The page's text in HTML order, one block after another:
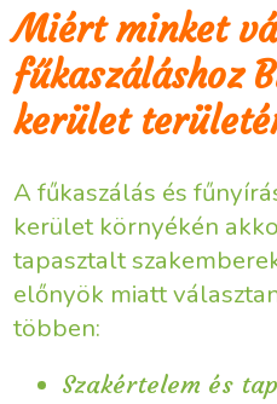
Miért minket
fűkaszáláshoz
kerület
A fűkaszálás és
kerület környékén
tapasztalt
előnyök miatt
többen:
Szakértelem és